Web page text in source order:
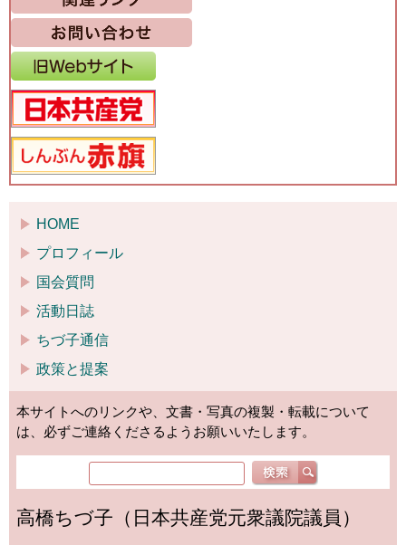
HOME
プロフィール
国会質問
活動日誌
ちづ子通信
政策と提案
本サイトへのリンクや、文書・写真の複製・転載について
は、必ずご連絡くださるようお願いいたします。
高橋ちづ子（日本共産党元衆議院議員）